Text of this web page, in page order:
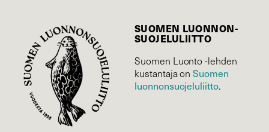
SUOMEN LUONNON­
SUOJELU­LIITTO
Suomen Luonto -lehden
kustantaja onSuomen
luonnonsuojelu­liitto.